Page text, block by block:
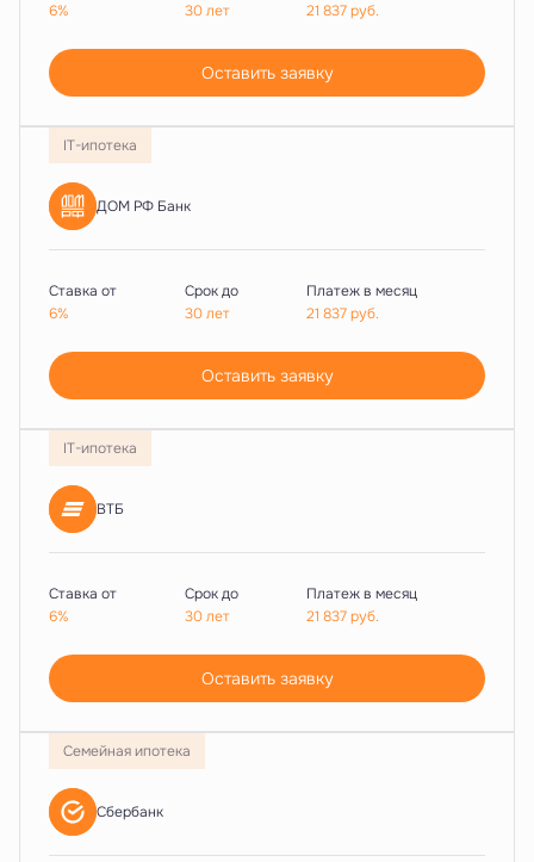
6%
30 лет
21 837руб.
Оставить заявку
IT-ипотека
ДОМ РФ Банк
Ставка от
6%
Срок до
30 лет
Платеж в месяц
21 837руб.
Оставить заявку
IT-ипотека
ВТБ
Ставка от
6%
Срок до
30 лет
Платеж в месяц
21 837руб.
Оставить заявку
Семейная ипотека
Сбербанк